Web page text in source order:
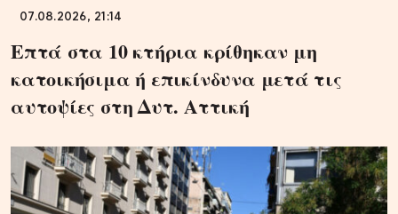
07.08.2026, 21:14
Επτά στα 10 κτήρια κρίθηκαν μη
κατοικήσιμα ή επικίνδυνα μετά τις
αυτοψίες στη Δυτ. Αττική